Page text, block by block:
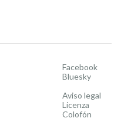
Facebook
Bluesky
Aviso legal
Licenza
Colofón